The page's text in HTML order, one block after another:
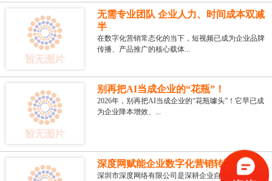
无需专业团队 企业人力、时间成本双减
半
在数字化营销常态化的当下，短视频已成为企业品牌
传播、产品推广的核心载体...
别再把AI当成企业的“花瓶”！
2026年，别再把AI当成企业的“花瓶噱头”！它早已成
为企业降本增效、...
深度网赋能企业数字化营销转型
深圳市深度网络有限公司是深耕企业自媒体AI应用领